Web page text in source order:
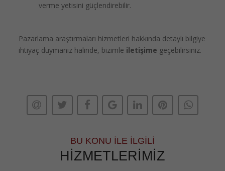
verme yetisini güçlendirebilir.
Pazarlama araştırmaları hizmetleri hakkında detaylı bilgiye
ihtiyaç duymanız halinde, bizimle iletişime geçebilirsiniz.
BU KONU İLE İLGILI
HIZMETLERIMIZ